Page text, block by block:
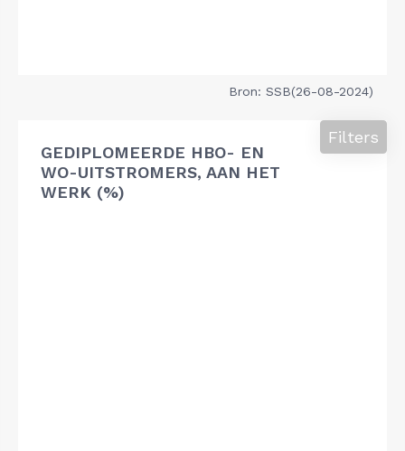
Bron: SSB(26-08-2024)
GEDIPLOMEERDE HBO- EN
WO-UITSTROMERS, AAN HET
WERK (%)
Filters